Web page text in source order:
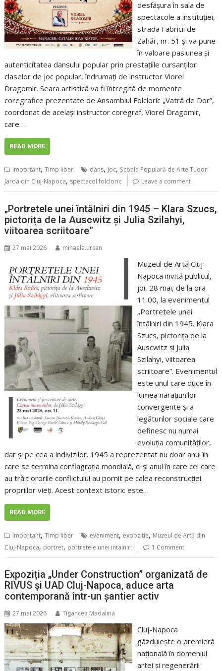
desfășura în sala de
spectacole a instituției,
strada Fabricii de
Zahăr, nr. 51 și va pune
în valoare pasiunea și
autenticitatea dansului popular prin prestațiile cursanților
claselor de joc popular, îndrumați de instructor Viorel
Dragomir. Seara artistică va fi întregită de momente
coregrafice prezentate de Ansamblul Folcloric „Vatră de Dor”,
coordonat de același instructor coregraf, Viorel Dragomir,
care…
READ MORE
Important,Timp liber dans, joc,Școala Populară de Arte Tudor
Jarda din Cluj-Napoca, spectacol folcloric Leave a comment
„Portretele unei întâlniri din 1945 – Klara Szucs,
pictorița de la Auscwitz și Julia Szilahyi,
viitoarea scriitoare”
27 mai 2026 mihaela.ursan
Muzeul de Artă Cluj-
Napoca invită publicul,
joi, 28 mai, de la ora
11:00, la evenimentul
„Portretele unei
întâlniri din 1945. Klara
Szucs, pictorița de la
Auscwitz și Julia
Szilahyi, viitoarea
scriitoare”. Evenimentul
este unul care duce în
lumea narațiunilor
convergente și a
legăturilor sociale care
definesc nu numai
evoluția comunităților,
dar și pe cea a indivizilor. 1945 a reprezentat nu doar anul în
care se termina conflagrația mondială, ci și anul în care cei care
au trăit ororile conflictului au pornit pe calea reconstrucției
propriilor vieți. Acest context istoric este…
READ MORE
Important,Timp liber eveniment, expozitie, Muzeul de Artă din
Cluj-Napoca, portret, portretele unei intalniri 1 Comment
Expoziția „Under Construction” organizată de
RIVUS și UAD Cluj-Napoca, aduce arta
contemporană într-un șantier activ
27 mai 2026 Tigancea Madalina
Cluj-Napoca
găzduiește o premieră
națională în domeniul
artei și regenerării